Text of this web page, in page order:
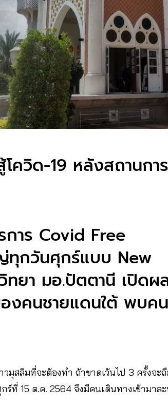
ควิด-19 หลังสถานก
าร Covid Free
ทุกวันศุกร์แบบ New
ยา มอ.ปัตตานี เปิดผ
งคนชายแดนใต้ พบคน
มุสลิมที่จะต้องทำ ถ้าขาดเว้นไป 3 ครั้งจะถื
ที่ 15 ต.ค. 2564 จึงมีคนเดินทางเข้ามาล